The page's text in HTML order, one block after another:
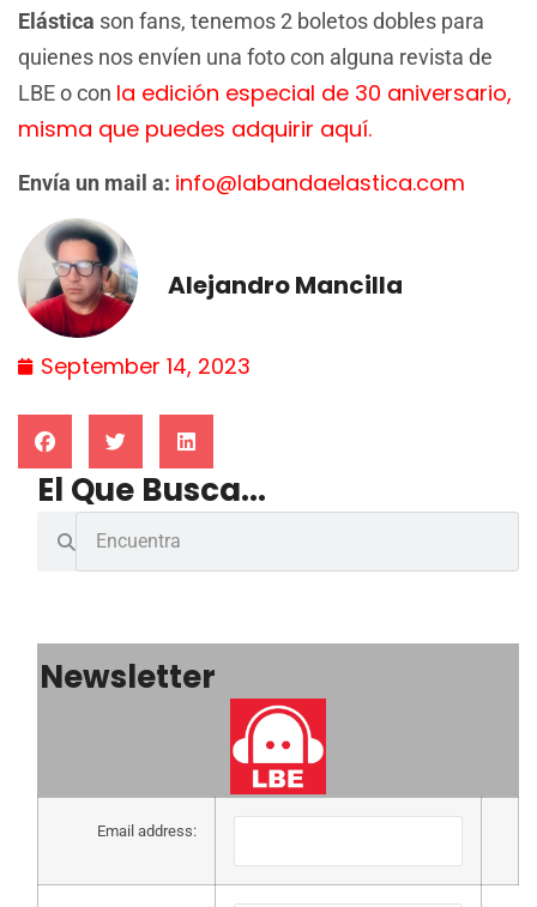
Elástica son fans, tenemos 2 boletos dobles para
quienes nos envíen una foto con alguna revista de
LBE o con la edición especial de 30 aniversario,
misma que puedes adquirir aquí.
Envía un mail a: info@labandaelastica.com
Alejandro Mancilla
September 14, 2023
El Que Busca...
Newsletter
Email address: